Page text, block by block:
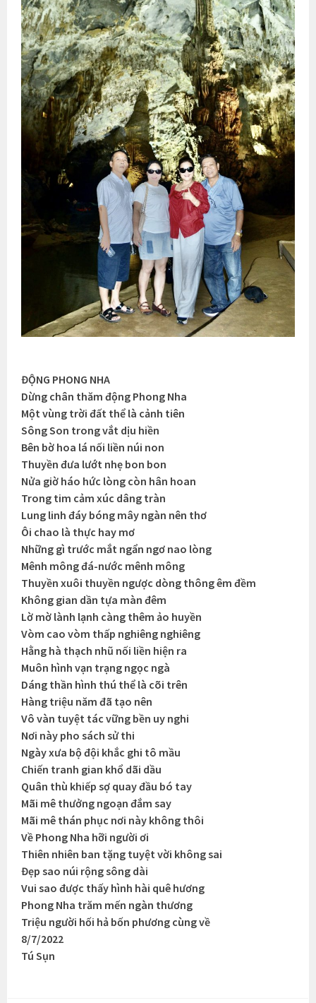
ĐỘNG PHONG NHA
Dừng chân thăm động Phong Nha
Một vùng trời đất thể là cảnh tiên
Sông Son trong vắt dịu hiền
Bên bờ hoa lá nối liền núi non
Thuyền đưa lướt nhẹ bon bon
Nửa giờ háo hức lòng còn hân hoan
Trong tim cảm xúc dâng tràn
Lung linh đáy bóng mây ngàn nên thơ
Ôi chao là thực hay mơ
Những gì trước mắt ngẩn ngơ nao lòng
Mênh mông đá-nước mênh mông
Thuyền xuôi thuyền ngược dòng thông êm đềm
Không gian dần tựa màn đêm
Lờ mờ lành lạnh càng thêm ảo huyền
Vòm cao vòm thấp nghiêng nghiêng
Hằng hà thạch nhũ nối liền hiện ra
Muôn hình vạn trạng ngọc ngà
Dáng thần hình thú thể là cõi trên
Hàng triệu năm đã tạo nên
Vô vàn tuyệt tác vững bền uy nghi
Nơi này pho sách sử thi
Ngày xưa bộ đội khắc ghi tô mầu
Chiến tranh gian khổ dãi dầu
Quân thù khiếp sợ quay đầu bó tay
Mãi mê thưởng ngoạn đắm say
Mãi mê thán phục nơi này không thôi
Về Phong Nha hỡi người ơi
Thiên nhiên ban tặng tuyệt vời không sai
Đẹp sao núi rộng sông dài
Vui sao được thấy hình hài quê hương
Phong Nha trăm mến ngàn thương
Triệu người hối hả bốn phương cùng về
8/7/2022
Tú Sụn